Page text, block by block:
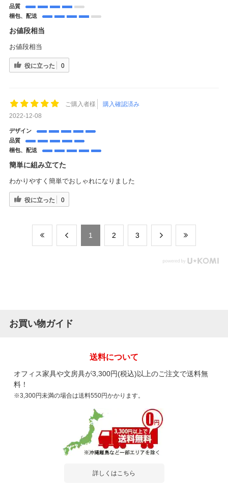
品質
梱包、配送
お値段相当
お値段相当
役に立った 0
ご購入者様
購入確認済み
2022-12-08
デザイン
品質
梱包、配送
簡単に組み立てた
わかりやすく簡単でおしゃれになりました
役に立った 0
​1 ​2 ​3
お買い物ガイド
送料について
オフィス家具や文房具が3,300円(税込)以上のご注文で送料無
料！
※3,300円未満の場合は送料550円かかります。
詳しくはこちら